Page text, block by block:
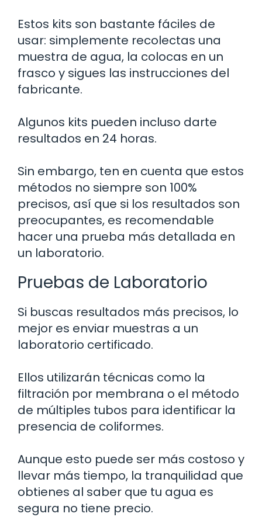
Estos kits son bastante fáciles de
usar: simplemente recolectas una
muestra de agua, la colocas en un
frasco y sigues las instrucciones del
fabricante.
Algunos kits pueden incluso darte
resultados en 24 horas.
Sin embargo, ten en cuenta que estos
métodos no siempre son 100%
precisos, así que si los resultados son
preocupantes, es recomendable
hacer una prueba más detallada en
un laboratorio.
Pruebas de Laboratorio
Si buscas resultados más precisos, lo
mejor es enviar muestras a un
laboratorio certificado.
Ellos utilizarán técnicas como la
filtración por membrana o el método
de múltiples tubos para identificar la
presencia de coliformes.
Aunque esto puede ser más costoso y
llevar más tiempo, la tranquilidad que
obtienes al saber que tu agua es
segura no tiene precio.